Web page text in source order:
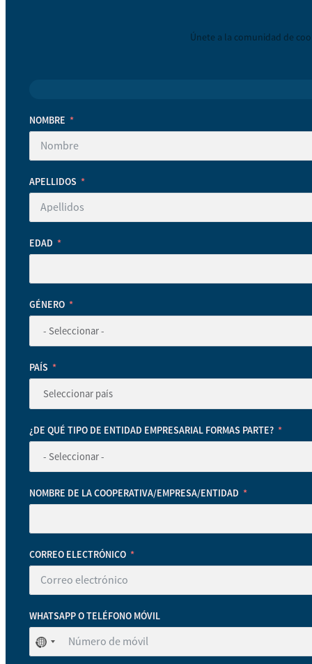
Únete a la comunidad de
NOMBRE
APELLIDOS
EDAD
GÉNERO
PAÍS
¿DE QUÉ TIPO DE ENTIDAD EMPRESARIAL FORMAS PARTE?
NOMBRE DE LA COOPERATIVA/EMPRESA/ENTIDAD
CORREO ELECTRÓNICO
WHATSAPP O TELÉFONO MÓVIL
No
se